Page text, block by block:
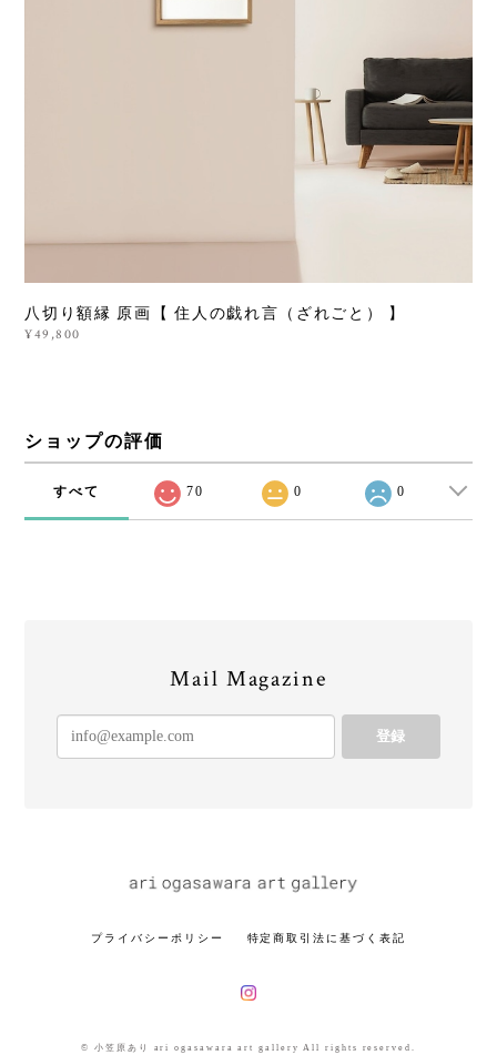
八切り額縁 原画【 住人の戯れ言（ざれごと） 】
¥49,800
ショップの評価
すべて 70 0 0
Mail Magazine
登録
プライバシーポリシー 特定商取引法に基づく表記
© 小笠原あり ari ogasawara art gallery All rights reserved.